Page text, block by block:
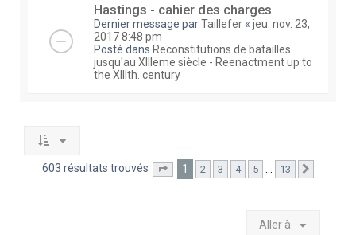
Hastings - cahier des charges
Dernier message parTaillefer « jeu. nov. 23,
2017 8:48 pm
Posté dans Reconstitutions de batailles
jusqu'au XIIIeme siècle - Reenactment up to
the XIIIth. century
603 résultats trouvés Page sur13
1 2 3 4 5 … 13
Aller à